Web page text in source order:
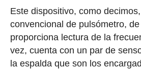
Este dispositivo, como
convencional de pulsómetro,
proporciona lectura de la
vez, cuenta con un par de
la espalda que son los